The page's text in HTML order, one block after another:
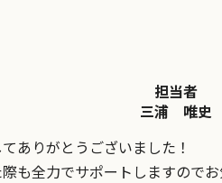
担当者
三浦 唯史
ありがとうございました！
も全力でサポートしますので